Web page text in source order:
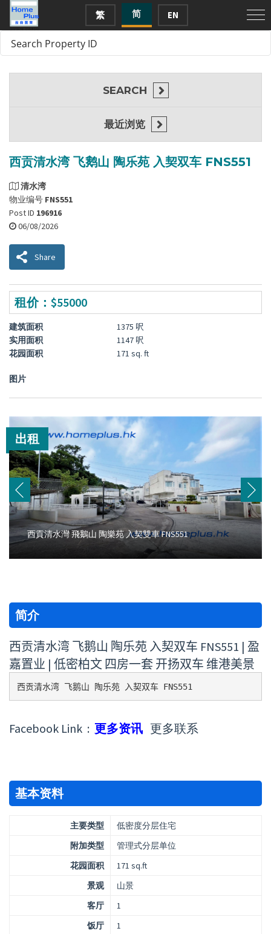
繁 简 EN
西贡清水湾 飞鹅山 陶乐苑 入契双车 FNS551
清水湾
物业编号 FNS551
Post ID 196916
06/08/2026
Share
租价：$55000
建筑面积
1375 呎
实用面积
1147 呎
花园面积
171 sq. ft
图片
出租
西貢清水灣 飛鵝山 陶樂苑 入契雙車 FNS551
简介
西贡清水湾 飞鹅山 陶乐苑 入契双车 FNS551 | 盈
嘉置业 | 低密柏文 四房一套 开扬双车 维港美景
西贡清水湾 飞鹅山 陶乐苑 入契双车 FNS551
Facebook Link : 更多资讯 更多联系
基本资料
主要类型
低密度分层住宅
附加类型
管理式分层单位
花园面积
171 sq.ft
景观
山景
客厅
1
饭厅
1
SEARCH
最近浏览